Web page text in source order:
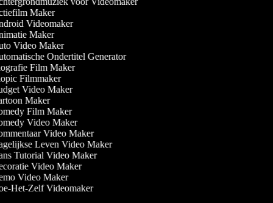
Maker
Videomaker
Maker
Video Maker
Ondertitel Generator
Film Maker
Filmmaker
Video Maker
Maker
Film Maker
Video Maker
Video Maker
Leven Video Maker
Tutorial Video Maker
Video Maker
Video Maker
Het-Zelf Videomaker